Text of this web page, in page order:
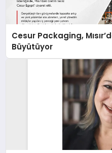
Cesur Packaging,
Büyütüyor